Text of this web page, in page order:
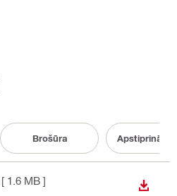
Brošūra
[ 1.6 MB ]